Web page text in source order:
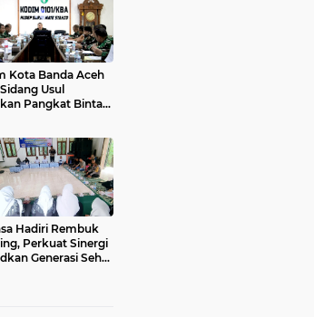
Kota Banda Aceh
Usul
Pangkat Bintara
Hadiri Rembuk
Perkuat Sinergi
Generasi Sehat